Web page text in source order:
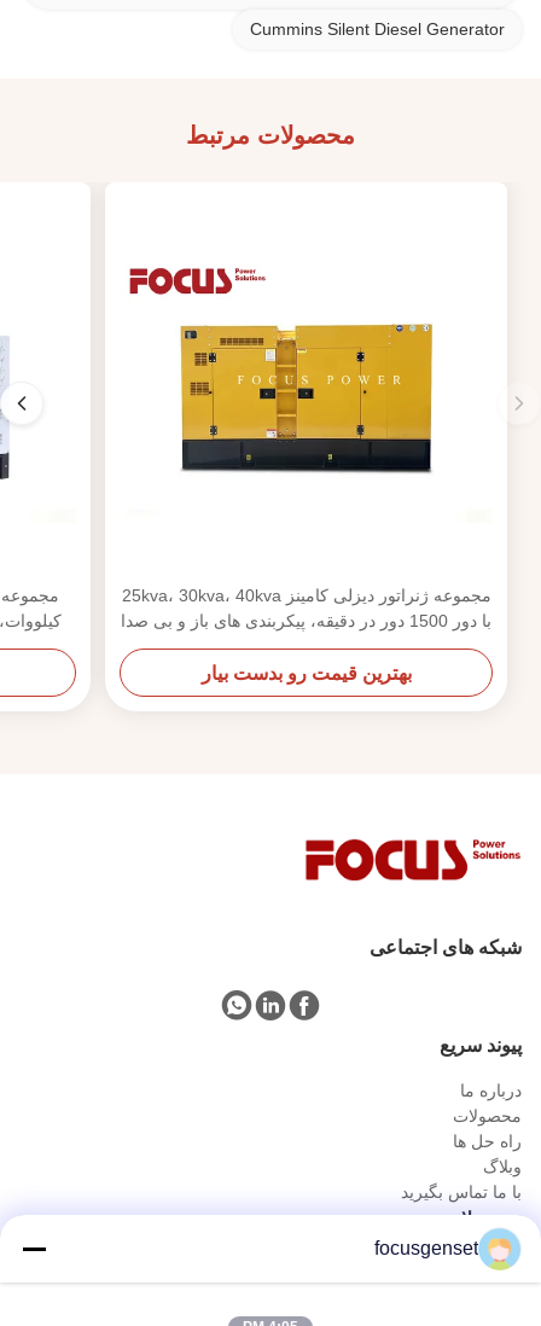
Cummins Silent Diesel Generator
محصولات مرتبط
مجموعه ژنراتور دیزلی کامینز 25kva، 30kva، 40kva
با دور 1500 دور در دقیقه، پیکربندی های باز و بی صدا
بهترین قیمت رو بدست بیار
شبکه های اجتماعی
پيوند سريع
درباره ما
محصولات
راه حل ها
وبلاگ
با ما تماس بگیرید
محصولات
مجموعه ژنراتور دیزل کامینز
مجموعه ژنراتور دیزل پرکینز
focusgenset